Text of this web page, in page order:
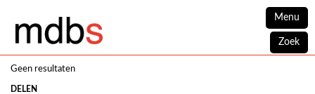
Menu
Zoek
Geen resultaten
DELEN